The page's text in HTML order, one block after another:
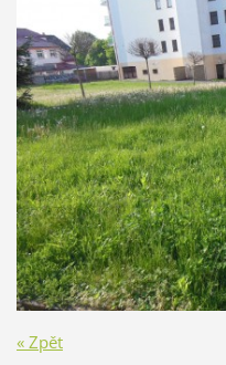
« Zpět